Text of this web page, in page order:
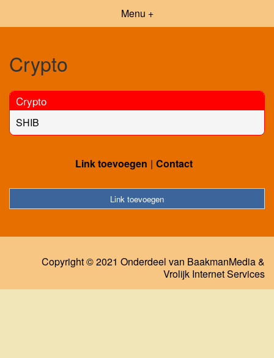
Menu +
Crypto
Crypto
SHIB
Link toevoegen Contact
Link toevoegen
Copyright © 2021 Onderdeel van BaakmanMedia&
Vrolijk Internet Services